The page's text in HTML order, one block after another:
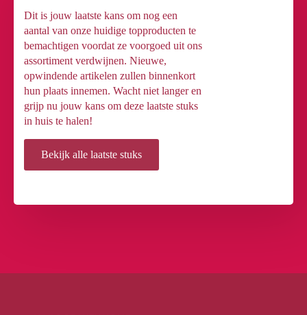
Dit is jouw laatste kans om nog een
aantal van onze huidige topproducten te
bemachtigen voordat ze voorgoed uit ons
assortiment verdwijnen. Nieuwe,
opwindende artikelen zullen binnenkort
hun plaats innemen. Wacht niet langer en
grijp nu jouw kans om deze laatste stuks
in huis te halen!
Bekijk alle laatste stuks